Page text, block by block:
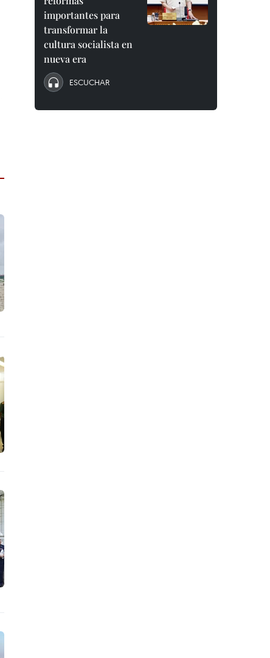
importantes para
transformar la
cultura socialista en
nueva era
ESCUCHAR